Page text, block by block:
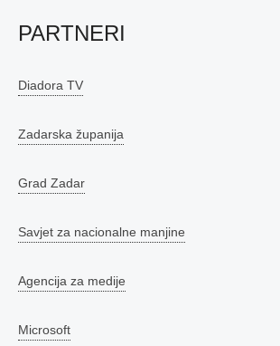
PARTNERI
Diadora TV
Zadarska županija
Grad Zadar
Savjet za nacionalne manjine
Agencija za medije
Microsoft